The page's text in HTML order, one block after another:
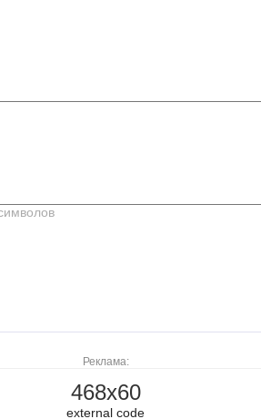
Реклама:
468x60
external code